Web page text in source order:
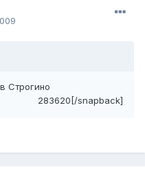
Строгино
283620[/snapback]